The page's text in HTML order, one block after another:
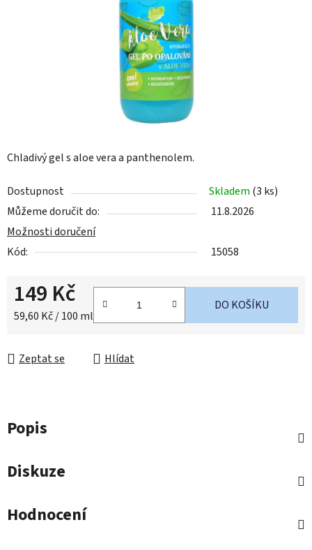
Chladivý gel s aloe vera a panthenolem.
Dostupnost Skladem (3 ks)
Můžeme doručit do:
11.8.2026
Možnosti doručení
Kód:
15058
149 Kč
Měrná cena:
59,60 Kč / 100 ml
DO KOŠÍKU
Zeptat se Hlídat
Popis
Diskuze
Hodnocení